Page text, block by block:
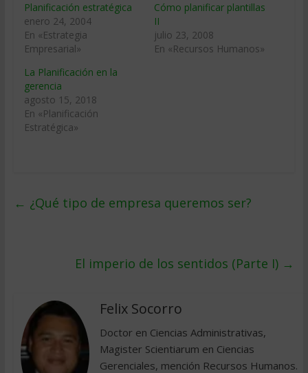
Planificación estratégica
enero 24, 2004
En «Estrategia
Empresarial»
Cómo planificar plantillas
II
julio 23, 2008
En «Recursos Humanos»
La Planificación en la
gerencia
agosto 15, 2018
En «Planificación
Estratégica»
← ¿Qué tipo de empresa queremos ser?
El imperio de los sentidos (Parte I) →
Felix Socorro
Doctor en Ciencias Administrativas,
Magister Scientiarum en Ciencias
Gerenciales, mención Recursos Humanos.